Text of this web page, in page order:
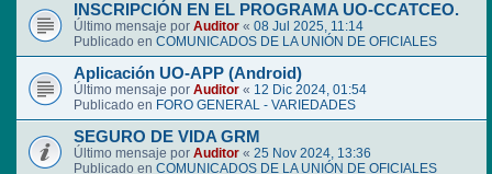
INSCRIPCIÓN EN EL PROGRAMA UO-CCATCEO.
Último mensaje por Auditor « 08 Jul 2025, 11:14
Publicado en COMUNICADOS DE LA UNIÓN DE OFICIALES
Aplicación UO-APP (Android)
Último mensaje por Auditor « 12 Dic 2024, 01:54
Publicado en FORO GENERAL - VARIEDADES
SEGURO DE VIDA GRM
Último mensaje por Auditor « 25 Nov 2024, 13:36
Publicado en COMUNICADOS DE LA UNIÓN DE OFICIALES